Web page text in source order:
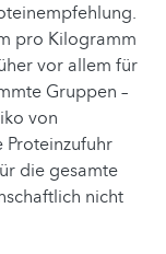
pro Kilogramm
vor allem für
Gruppen –
von
Proteinzufuhr
die gesamte
nicht